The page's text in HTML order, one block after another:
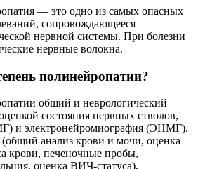
— это одно из самых опасных
сопровождающееся
нервной системы. При болезни
нервные волокна.
полинейропатии?
общий и неврологический
состояния нервных стволов,
и электронейромиография (ЭНМГ),
анализ крови и мочи, оценка
крови, печеночные пробы,
оценка ВИЧ-статуса),